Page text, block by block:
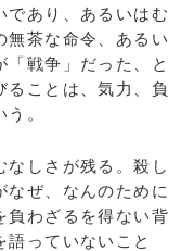
であり、あるいはむ
無茶な命令、あるい
「戦争」だった、と
ることは、気力、負
。
しさが残る。殺し
なぜ、なんのために
負わざるを得ない背
っていないこと